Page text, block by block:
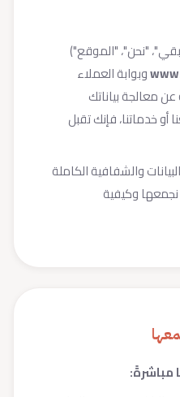
"نحن"، "الموقع")
وبوابة العملاء
معالجة بياناتك
خدماتنا، فإنك تقبل
والشفافية الكاملة
نجمعها وكيفية